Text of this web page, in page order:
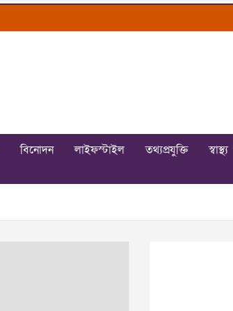
বিনোদন লাইফস্টাইল তথ্যপ্রযুক্তি স্বাস্থ্য